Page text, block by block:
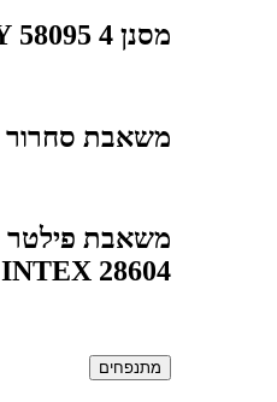
מסנן 4 58095 BESTWAY
משאבת סחרור dab דאב 1 כ"ס
INTEX 28604
מתנפחים